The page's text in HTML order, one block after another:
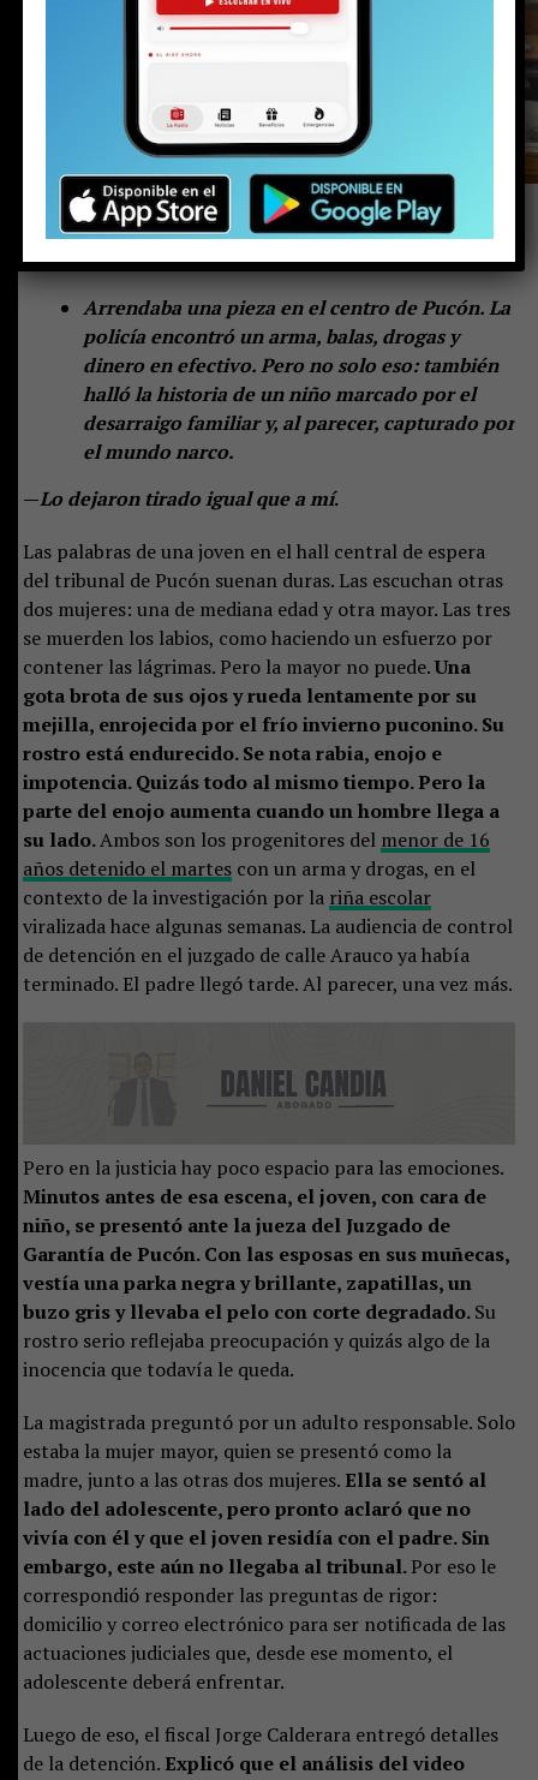
Arrendaba una pieza en el centro de Pucón. La
policía encontró un arma, balas, drogas y
dinero en efectivo. Pero no solo eso: también
halló la historia de un niño marcado por el
desarraigo familiar y, al parecer, capturado por
el mundo narco.
—Lo dejaron tirado igual que a mí.
Las palabras de una joven en el hall central de espera
del tribunal de Pucón suenan duras. Las escuchan otras
dos mujeres: una de mediana edad y otra mayor. Las tres
se muerden los labios, como haciendo un esfuerzo por
contener las lágrimas. Pero la mayor no puede.Una
gota brota de sus ojos y rueda lentamente por su
mejilla, enrojecida por el frío invierno puconino. Su
rostro está endurecido. Se nota rabia, enojo e
impotencia. Quizás todo al mismo tiempo. Pero la
parte del enojo aumenta cuando un hombre llega a
su lado.Ambos son los progenitores del menor de 16
años detenido el martescon un arma y drogas, en el
contexto de la investigación por la riña escolar
viralizada hace algunas semanas. La audiencia de control
de detención en el juzgado de calle Arauco ya había
terminado. El padre llegó tarde. Al parecer, una vez más.
Pero en la justicia hay poco espacio para las emociones.
Minutos antes de esa escena, el joven, con cara de
niño, se presentó ante la jueza del Juzgado de
Garantía de Pucón. Con las esposas en sus muñecas,
vestía una parka negra y brillante, zapatillas, un
buzo gris y llevaba el pelo con corte degradado.Su
rostro serio reflejaba preocupación y quizás algo de la
inocencia que todavía le queda.
La magistrada preguntó por un adulto responsable. Solo
estaba la mujer mayor, quien se presentó como la
madre, junto a las otras dos mujeres. Ella se sentó al
lado del adolescente, pero pronto aclaró que no
vivía con él y que el joven residía con el padre. Sin
embargo, este aún no llegaba al tribunal.Por eso le
correspondió responder las preguntas de rigor:
domicilio y correo electrónico para ser notificada de las
actuaciones judiciales que, desde ese momento, el
adolescente deberá enfrentar.
Luego de eso, el fiscal Jorge Calderara entregó detalles
de la detención. Explicó que el análisis del video